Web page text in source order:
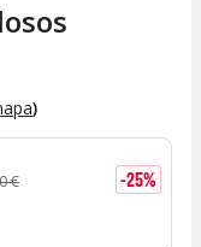
)
€ -25%